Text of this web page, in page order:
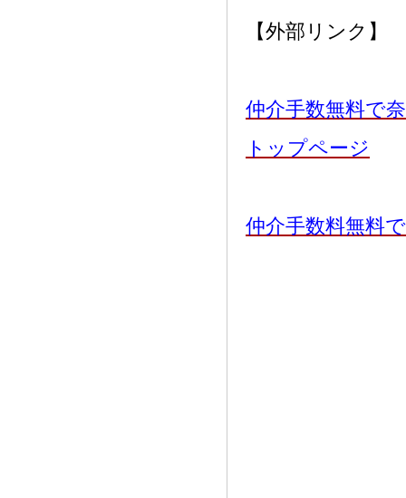
【外部リンク】
仲介手数無料で
トップページ
仲介手数料無料